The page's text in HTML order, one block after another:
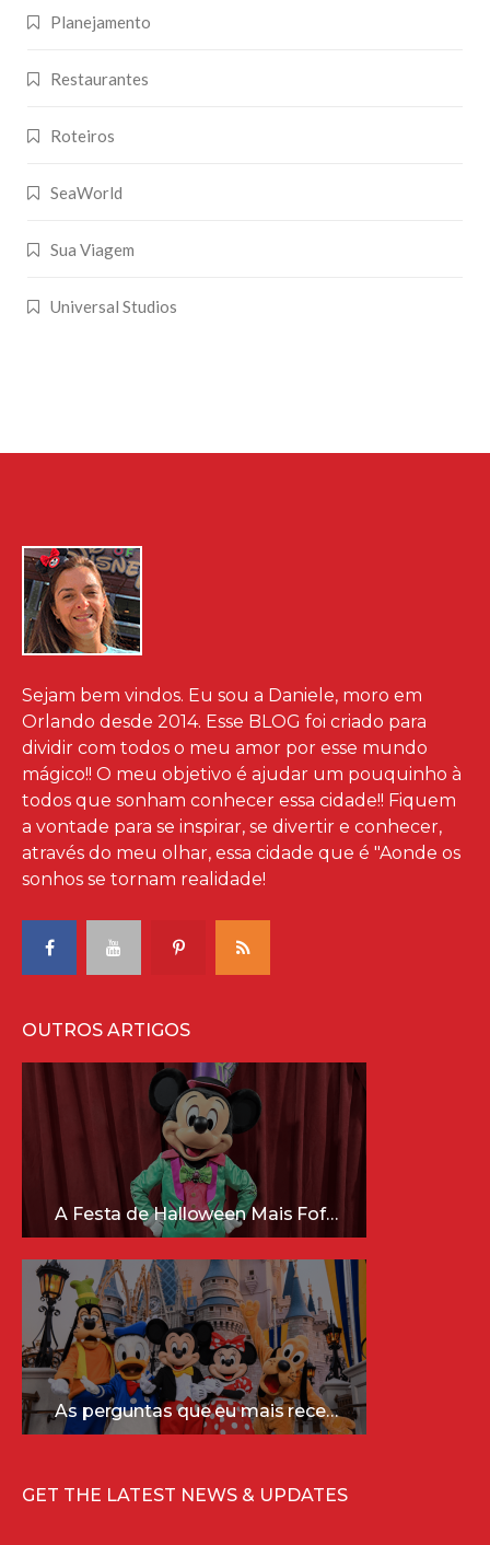
Planejamento
Restaurantes
Roteiros
SeaWorld
Sua Viagem
Universal Studios
Sejam bem vindos. Eu sou a Daniele, moro em
Orlando desde 2014. Esse BLOG foi criado para
dividir com todos o meu amor por esse mundo
mágico!! O meu objetivo é ajudar um pouquinho à
todos que sonham conhecer essa cidade!! Fiquem
a vontade para se inspirar, se divertir e conhecer,
através do meu olhar, essa cidade que é "Aonde os
sonhos se tornam realidade!
OUTROS ARTIGOS
A Festa de Halloween Mais Fofa da Disney Está Chegando!
As perguntas que eu mais recebo sobre a Disney (e as respostas mais sinceras!)
GET THE LATEST NEWS & UPDATES